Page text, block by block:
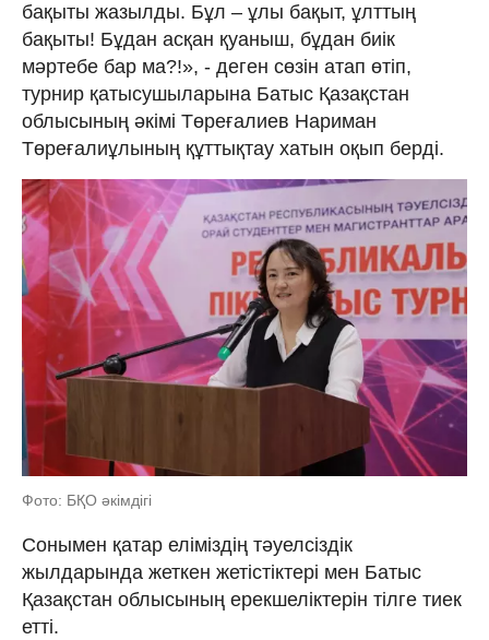
бақыты жазылды. Бұл – ұлы бақыт, ұлттың
бақыты! Бұдан асқан қуаныш, бұдан биік
мәртебе бар ма?!», - деген сөзін атап өтіп,
турнир қатысушыларына Батыс Қазақстан
облысының әкімі Төреғалиев Нариман
Төреғалиұлының құттықтау хатын оқып берді.
Фото: БҚО әкімдігі
Сонымен қатар еліміздің тәуелсіздік
жылдарында жеткен жетістіктері мен Батыс
Қазақстан облысының ерекшеліктерін тілге тиек
етті.